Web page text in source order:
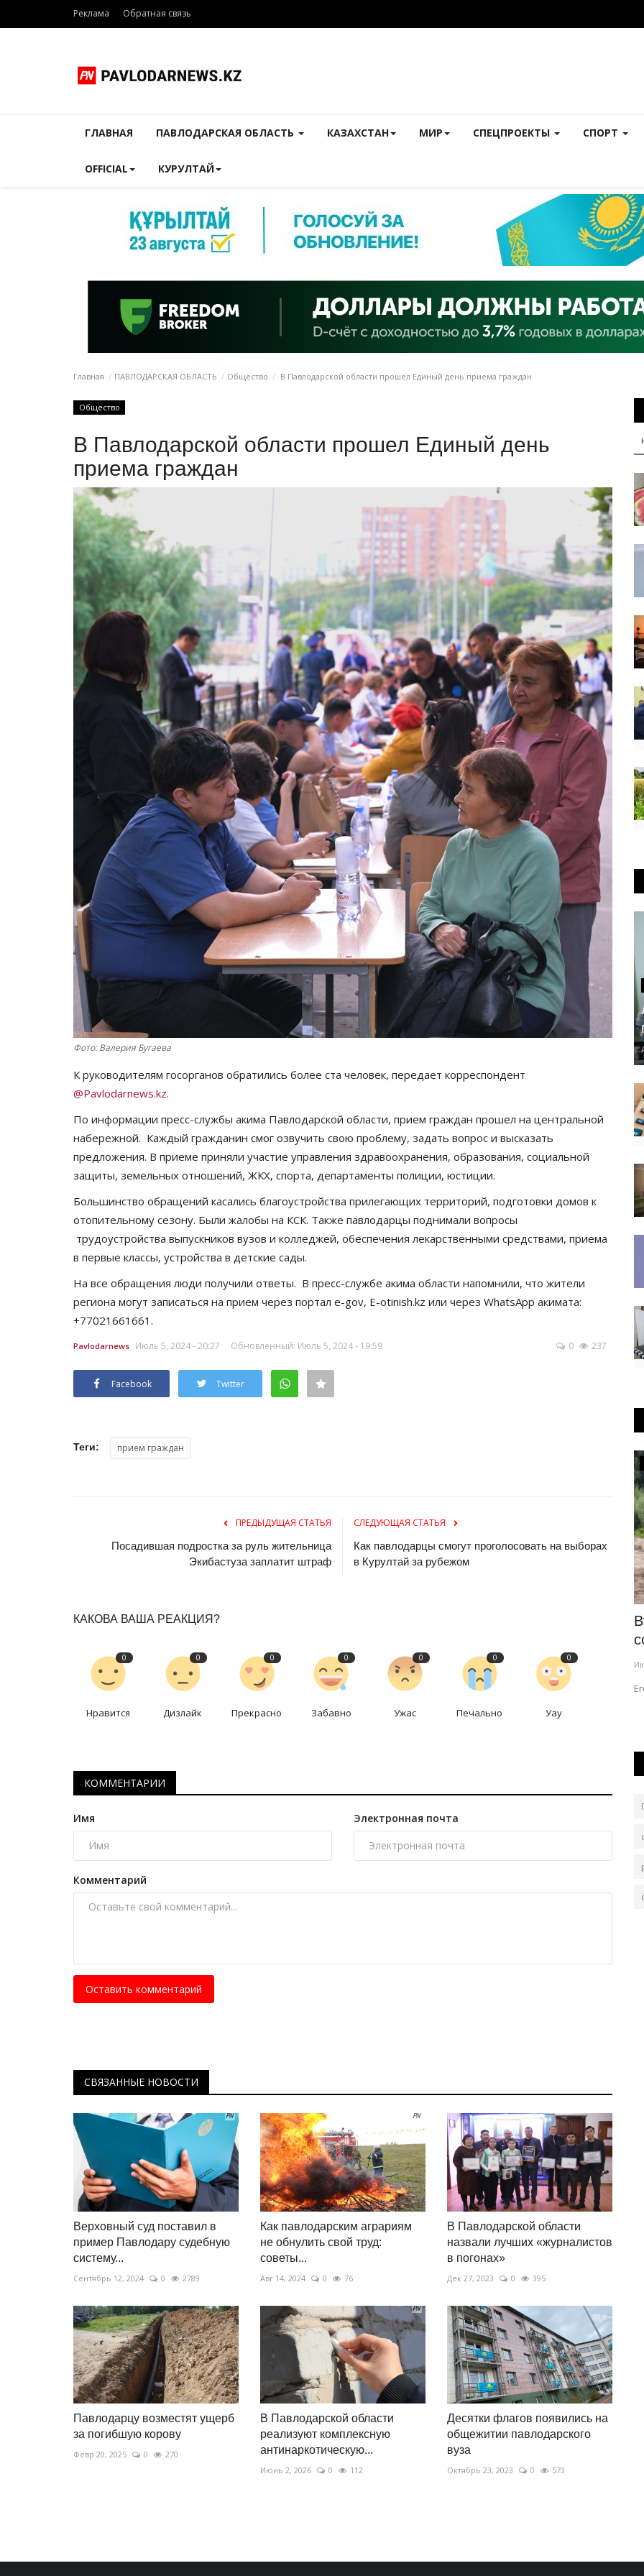
Реклама Обратная связь
ГЛАВНАЯ ПАВЛОДАРСКАЯ ОБЛАСТЬ КАЗАХСТАН МИР СПЕЦПРОЕКТЫ СПОРТ
OFFICIAL КУРУЛТАЙ
Главная ПАВЛОДАРСКАЯ ОБЛАСТЬ Общество В Павлодарской области прошел Единый день приема граждан
Общество
В Павлодарской области прошел Единый день
приема граждан
Фото: Валерия Бугаева
К руководителям госорганов обратились более ста человек, передает корреспондент
@Pavlodarnews.kz.
По информации пресс-службы акима Павлодарской области, прием граждан прошел на центральной
набережной. Каждый гражданин смог озвучить свою проблему, задать вопрос и высказать
предложения. В приеме приняли участие управления здравоохранения, образования, социальной
защиты, земельных отношений, ЖКХ, спорта, департаменты полиции, юстиции.
Большинство обращений касались благоустройства прилегающих территорий, подготовки домов к
отопительному сезону. Были жалобы на КСК. Также павлодарцы поднимали вопросы
трудоустройства выпускников вузов и колледжей, обеспечения лекарственными средствами, приема
в первые классы, устройства в детские сады.
На все обращения люди получили ответы. В пресс-службе акима области напомнили, что жители
региона могут записаться на прием через портал e-gov, E-otinish.kz или через WhatsApp акимата:
+77021661661.
Pavlodarnews Июль 5, 2024 - 20:27 Обновленный: Июль 5, 2024 - 19:59 0 237
Facebook Twitter
Теги: прием граждан
ПРЕДЫДУЩАЯ СТАТЬЯ
Посадившая подростка за руль жительница
Экибастуза заплатит штраф
СЛЕДУЮЩАЯ СТАТЬЯ
Как павлодарцы смогут проголосовать на выборах
в Курултай за рубежом
КАКОВА ВАША РЕАКЦИЯ?
0
Нравится
0
Дизлайк
0
Прекрасно
0
Забавно
0
Ужас
0
Печально
0
Уау
КОММЕНТАРИИ
Имя Электронная почта
Комментарий
Оставить комментарий
СВЯЗАННЫЕ НОВОСТИ
Верховный суд поставил в
пример Павлодару судебную
систему...
Сентябрь 12, 2024 0 2789
Как павлодарским аграриям
не обнулить свой труд:
советы...
Авг 14, 2024 0 76
В Павлодарской области
назвали лучших «журналистов
в погонах»
Дек 27, 2023 0 395
Павлодарцу возместят ущерб
за погибшую корову
Февр 20, 2025 0 270
В Павлодарской области
реализуют комплексную
антинаркотическую...
Июнь 2, 2026 0 112
Десятки флагов появились на
общежитии павлодарского
вуза
Октябрь 23, 2023 0 573
RWS RUN: индустриальный Экибастуз
Июнь 8, 2026
Участники доказали, что спорт становится важным
Авг 3, 2026 600
Участники каравана посетили место захоронения